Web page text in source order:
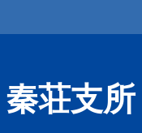
秦荘支所